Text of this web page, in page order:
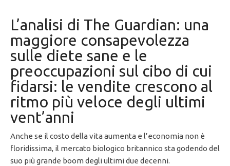
L’analisi di The Guardian: una
maggiore consapevolezza
sulle diete sane e le
preoccupazioni sul cibo di cui
fidarsi: le vendite crescono al
ritmo più veloce degli ultimi
vent’anni
Anche se il costo della vita aumenta e l’economia non è
floridissima, il mercato biologico britannico sta godendo del
suo più grande boom degli ultimi due decenni.